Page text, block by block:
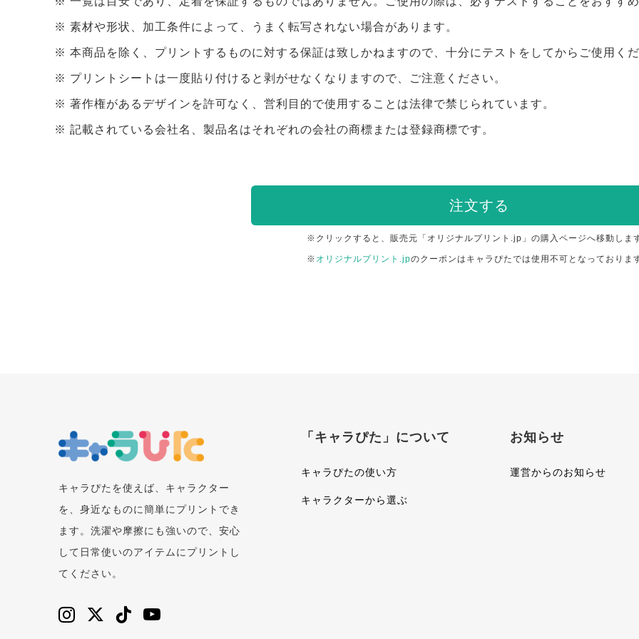
素材や形状、加工条件によって、うまく転写されない場合があります。
本商品を除く、プリントするものに対する保証は致しかねますので、十分にテストをしてからご使用くだ
プリントシートは一度貼り付けると剥がせなくなりますので、ご注意ください。
著作権があるデザインを許可なく、営利目的で使用することは法律で禁じられています。
記載されている会社名、製品名はそれぞれの会社の商標または登録商標です。
注文する
※クリックすると、販売元「オリジナルプリント.jp」の購入ページへ移動しま
※ オリジナルプリント.jpのクーポンはキャラぴたでは使用不可となっておりま
キャラぴたを使えば、キャラクター
を、身近なものに簡単にプリントでき
ます。洗濯や摩擦にも強いので、安心
して日常使いのアイテムにプリントし
てください。
「キャラぴた」について
キャラぴたの使い方
キャラクターから選ぶ
お知らせ
運営からのお知らせ